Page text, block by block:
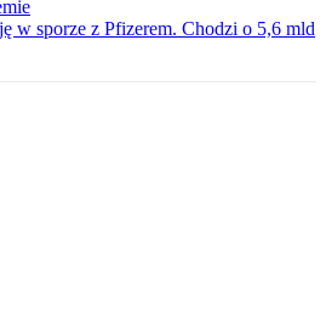
w sporze z Pfizerem. Chodzi o 5,6 mld